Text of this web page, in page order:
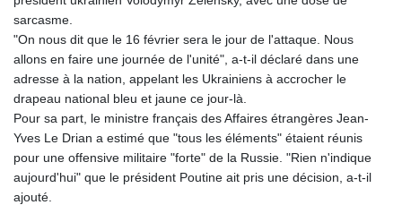
KYD 0.830861
KZT 467.275008
LAK
LBP
89282.792025
LKR 334.420274
LRD 179.959348
sarcasme.
"On nous dit que le 16 février sera le jour de l'attaque. Nous
allons en faire une journée de l'unité", a-t-il déclaré dans une
adresse à la nation, appelant les Ukrainiens à accrocher le
drapeau national bleu et jaune ce jour-là.
Pour sa part, le ministre français des Affaires étrangères Jean-
Yves Le Drian a estimé que "tous les éléments" étaient réunis
pour une offensive militaire "forte" de la Russie. "Rien n'indique
aujourd'hui" que le président Poutine ait pris une décision, a-t-il
ajouté.